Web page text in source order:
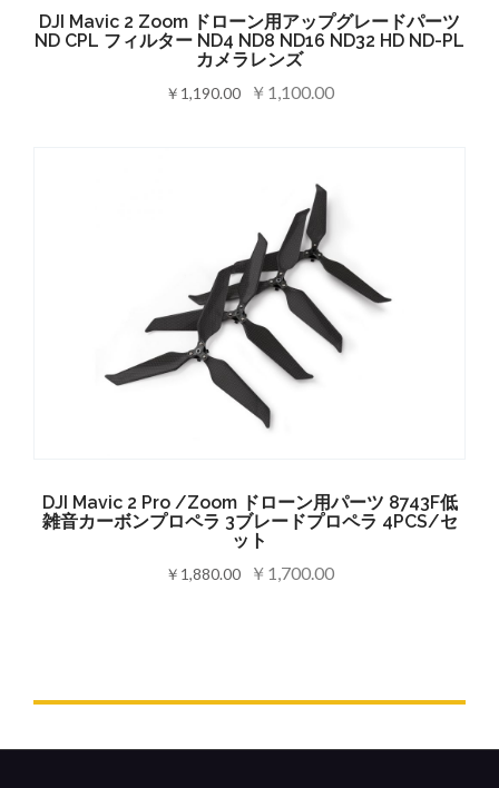
DJI Mavic 2 Zoom ドローン用アップグレードパーツ
ND CPL フィルター ND4 ND8 ND16 ND32 HD ND-PL
カメラレンズ
￥1,190.00 ￥1,100.00
DJI Mavic 2 Pro /Zoom ドローン用パーツ 8743F低
雑音カーボンプロペラ 3ブレードプロペラ 4PCS/セ
ット
￥1,880.00 ￥1,700.00